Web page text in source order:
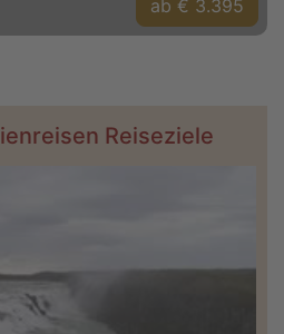
ab € 3.395
Reiseziele